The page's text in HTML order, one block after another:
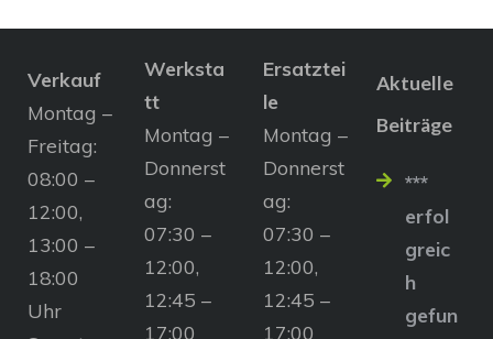
Verkauf
Montag –
Freitag:
08:00 –
12:00,
13:00 –
18:00
Uhr
Werksta
tt
Montag –
Donnerst
ag:
07:30 –
12:00,
12:45 –
17:00
Ersatztei
le
Montag –
Donnerst
ag:
07:30 –
12:00,
12:45 –
17:00
Aktuelle
Beiträge
***
erfol
greic
h
gefun